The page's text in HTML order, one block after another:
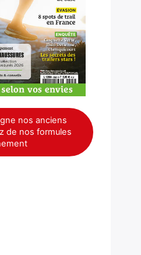
nos anciens
de nos formules